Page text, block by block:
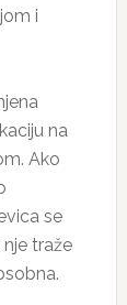
i
na
Ako
se
traže